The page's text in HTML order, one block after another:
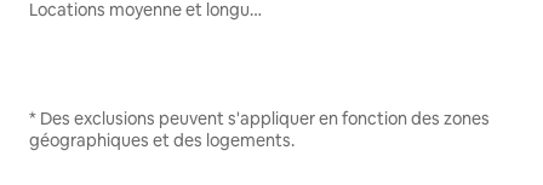
Locations moyenne et longue durée
* Des exclusions peuvent s'appliquer en fonction des zones
géographiques et des logements.